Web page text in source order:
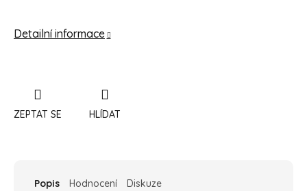
Detailní informace
ZEPTAT SE HLÍDAT
Popis Hodnocení Diskuze